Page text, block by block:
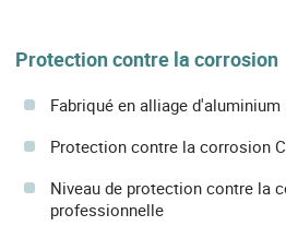
Protection contre la corrosion
Fabriqué en alliage
Protection contre la corrosion
Niveau de protection contre la
professionnelle